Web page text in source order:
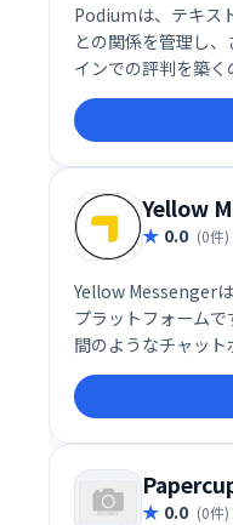
Podiumは、テキス
との関係を管理し
インでの評判を築
ームです。
Yellow
0.0 (0件)
Yellow Messenger
プラットフォーム
間のようなチャッ
させます。強力な
言語対応など、高度
ーの自動化にも貢
設計で、スムーズ
す。
0.0 (0件)